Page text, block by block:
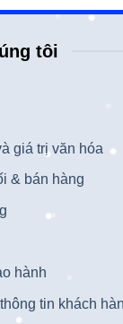
tôi
giá trị văn hóa
& bán hàng
hành
tin khách